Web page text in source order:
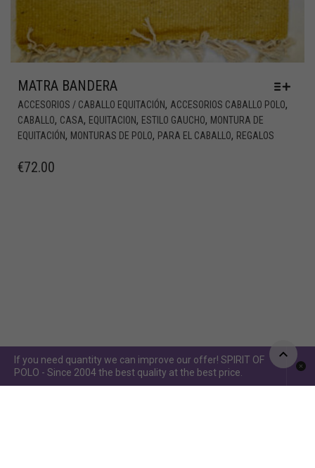
MATRA BANDERA
ACCESORIOS / CABALLO EQUITACIÓN, ACCESORIOS CABALLO POLO,
CABALLO, CASA, EQUITACION, ESTILO GAUCHO, MONTURA DE
EQUITACIÓN, MONTURAS DE POLO, PARA EL CABALLO, REGALOS
€72.00
If you need quantity we can improve our offer! SPIRIT OF
POLO - Since 2004 the best quality at the best price.